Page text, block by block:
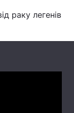
раку легенів